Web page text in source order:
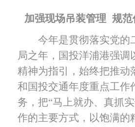
加强现场吊装管理 规范
今年是贯彻落实党的
局之年，国投洋浦港强调
精神为指引，始终把推动
和国投交通年度重点工作
务，把“马上就办、真抓
作的主要方式，以饱满的